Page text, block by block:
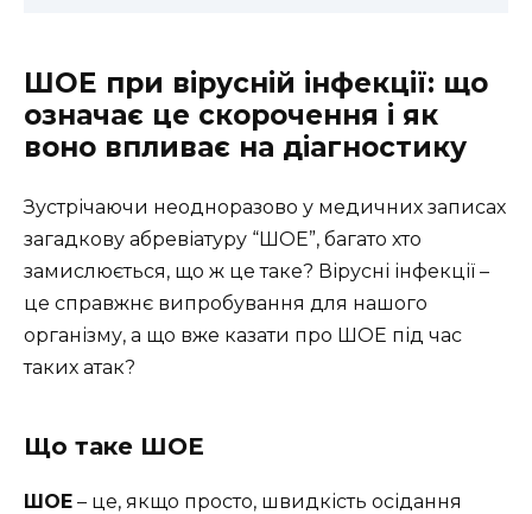
ШОЕ при вірусній інфекції: що
означає це скорочення і як
воно впливає на діагностику
Зустрічаючи неодноразово у медичних записах
загадкову абревіатуру “ШОЕ”, багато хто
замислюється, що ж це таке? Вірусні інфекції –
це справжнє випробування для нашого
організму, а що вже казати про ШОЕ під час
таких атак?
Що таке ШОЕ
ШОЕ – це, якщо просто, швидкість осідання